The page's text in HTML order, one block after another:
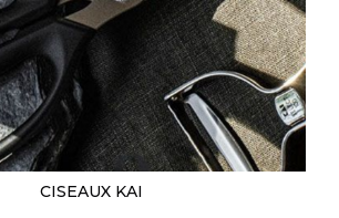
CISEAUX KAI